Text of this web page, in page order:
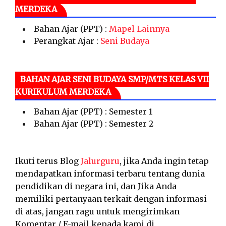
MERDEKA
Bahan Ajar (PPT) : Mapel Lainnya
Perangkat Ajar : Seni Budaya
BAHAN AJAR SENI BUDAYA SMP/MTS KELAS VII
KURIKULUM MERDEKA
Bahan Ajar (PPT) : Semester 1
Bahan Ajar (PPT) : Semester 2
Ikuti terus Blog Jalurguru, jika Anda ingin tetap
mendapatkan informasi terbaru tentang dunia
pendidikan di negara ini, dan Jika Anda
memiliki pertanyaan terkait dengan informasi
di atas, jangan ragu untuk mengirimkan
Komentar / E-mail kepada kami di